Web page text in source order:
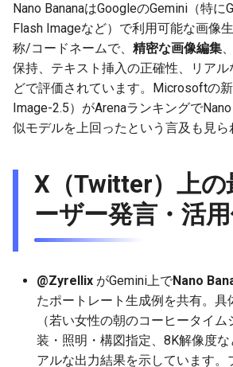
g
s
e
a
r
2025-12-24
2025-12-23
2025-12-22
2025-12-20
2025-12-19
2025-12-17
2025-12-16
Nano BananaはGoogleのGemini（特に
Flash Imageなど）で利用可能な画像
称/コードネームで、 精密な画像編集
保持、テキスト挿入の正確性、リア
どで評価されています。Microsoftの
Image-2.5）がArenaランキングで
似モデルを上回ったという言及も見ら
X（Twitter）上の
ーザー発言・活用
@Zyrellix がGemini上でNano
たポートレート生成例を共有。具
（若い女性の朝のコーヒータイ
装・照明・構図指定、8K解像度な
アルな出力結果を示しています。